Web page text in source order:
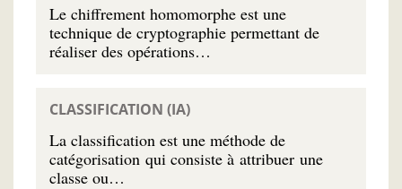
Le chiffrement homomorphe est une
technique de cryptographie permettant de
réaliser des opérations…
CLASSIFICATION (IA)
La classification est une méthode de
catégorisation qui consiste à attribuer une
classe ou…